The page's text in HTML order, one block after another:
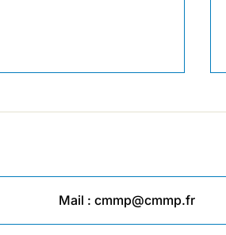
Mail :cmmp@cmmp.fr